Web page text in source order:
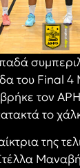
του Final
τον ΑΡΗ
το
της